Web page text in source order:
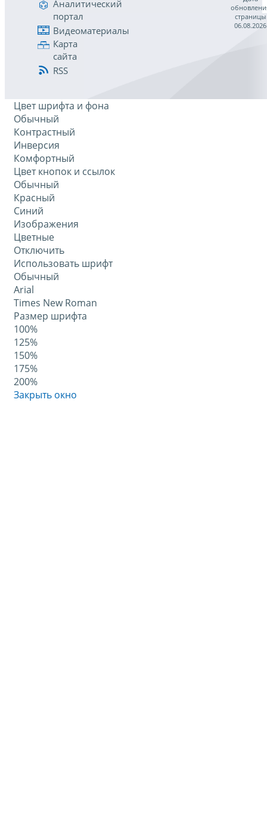
Аналитический
портал
Видеоматериалы
Карта
сайта
RSS
страницы
06.08.2026
Цвет шрифта и фона
Обычный
Контрастный
Инверсия
Комфортный
Цвет кнопок и ссылок
Обычный
Красный
Синий
Изображения
Цветные
Отключить
Использовать шрифт
Обычный
Arial
Times New Roman
Размер шрифта
100%
125%
150%
175%
200%
Закрыть окно